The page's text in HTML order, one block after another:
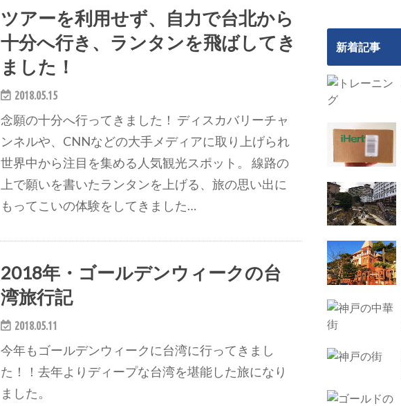
ツアーを利用せず、自力で台北から
十分へ行き、ランタンを飛ばしてき
ました！
2018.05.15
念願の十分へ行ってきました！ ディスカバリーチャ
ンネルや、CNNなどの大手メディアに取り上げられ
世界中から注目を集める人気観光スポット。 線路の
上で願いを書いたランタンを上げる、旅の思い出に
もってこいの体験をしてきました…
2018年・ゴールデンウィークの台
湾旅行記
2018.05.11
今年もゴールデンウィークに台湾に行ってきまし
た！！去年よりディープな台湾を堪能した旅になり
ました。
新着記事